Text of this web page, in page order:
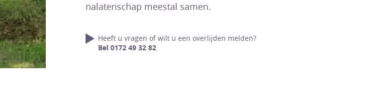
nalatenschap meestal samen.
Heeft u vragen of wilt u een overlijden melden?
Bel 0172 49 32 82